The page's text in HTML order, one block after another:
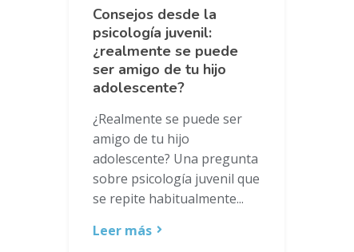
Consejos desde la
psicología juvenil:
¿realmente se puede
ser amigo de tu hijo
adolescente?
¿Realmente se puede ser
amigo de tu hijo
adolescente? Una pregunta
sobre psicología juvenil que
se repite habitualmente...
Leer más